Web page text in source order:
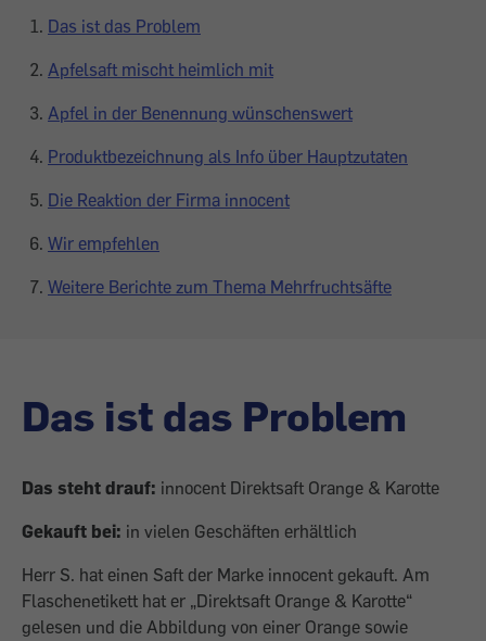
Das ist das Problem
Apfelsaft mischt heimlich mit
Apfel in der Benennung wünschenswert
Produktbezeichnung als Info über Hauptzutaten
Die Reaktion der Firma innocent
Wir empfehlen
Weitere Berichte zum Thema Mehrfruchtsäfte
Das ist das Problem
Das steht drauf: innocent Direktsaft Orange & Karotte
Gekauft bei: in vielen Geschäften erhältlich
Herr S. hat einen Saft der Marke innocent gekauft. Am
Flaschenetikett hat er „Direktsaft Orange & Karotte“
gelesen und die Abbildung von einer Orange sowie